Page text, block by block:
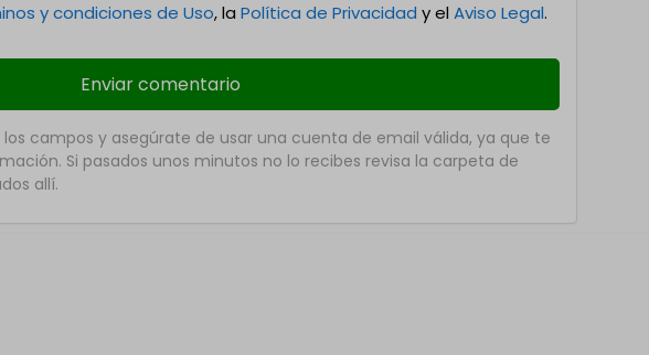
y condiciones de Uso, laPolítica de Privacidad y elAviso Legal.
campos y asegúrate de usar una cuenta de email válida, ya que te
Si pasados unos minutos no lo recibes revisa la carpeta de
allí.